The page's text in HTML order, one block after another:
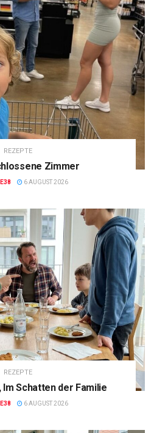
REZEPTE
Zimmer
6 AUGUST 2026
REZEPTE
Schatten der Familie
6 AUGUST 2026